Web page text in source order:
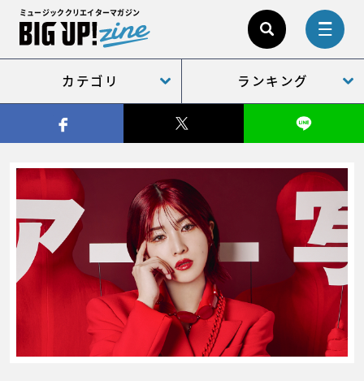
ミュージッククリエイターマガジン
カテゴリ ランキング